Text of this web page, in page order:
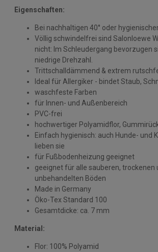
Eigenschaften:
Bei nachhaltigen 40° oder
Völlig schwindelfrei sind Salonloewe
nicht: Im Schleudergang bevorzugen
niedrige Drehzahl.
Trittschalldämmend & extrem
Ideal für Allergiker - bindet Staub,
waschfeste Farben
für Innen- und Außenbereich
PVC-frei
hochwertiger Polyamidflor,
Einfach hygienisch: auch Hunde- und
lieben sie
für Fußbodenheizung geeignet
geeignet für alle sauberen, trockenen
unbehandelten Böden
Made in Germany
Öko-Tex Standard 100
Gesamtdicke: ca. 7 mm
Material:
Flor: 100% Polyamid